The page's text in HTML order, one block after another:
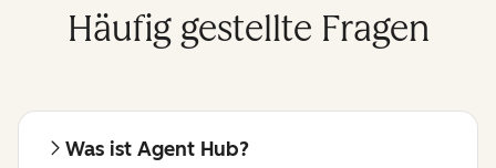
Häufig gestellte Fragen
Was ist Agent Hub?